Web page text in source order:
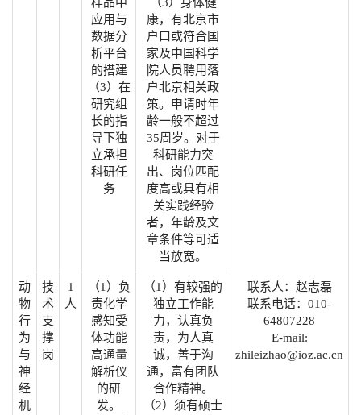
应用与
数据分
析平台
的搭建
（3）在
研究组
长的指
导下独
立承担
科研任
务
康，有北京市
户口或符合国
家及中国科学
院人员聘用落
户北京相关政
策。申请时年
龄一般不超过
35周岁。对于
科研能力突
出、岗位匹配
度高或具有相
关实践经验
者，年龄及文
章条件等可适
当放宽。
动
物
行
为
与
神
经
机
技
术
支
撑
岗
1
人
（1）负
责化学
感知受
体功能
高通量
解析仪
的研
发。
（1）有较强的
独立工作能
力，认真负
责，为人真
诚，善于沟
通，富有团队
合作精神。
（2）须有硕士
联系人：赵志磊
联系电话：010-
64807228
E-mail:
zhileizhao@ioz.ac.cn